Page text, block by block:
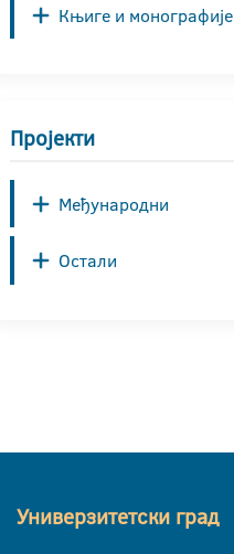
Књиге и монографије
Пројекти
Међународни
Остали
Универзитетски град